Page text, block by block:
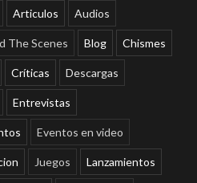
Articulos Audios
The Scenes Blog Chismes
Críticas Descargas
Entrevistas
Eventos en video
Juegos Lanzamientos